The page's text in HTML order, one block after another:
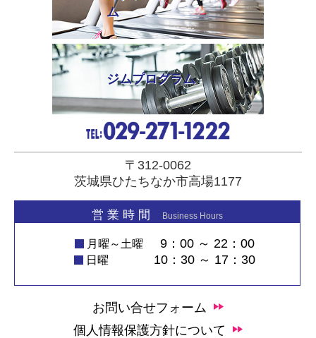
ム
ジムプログラム
〒312-0062
茨城県ひたちなか市高場1177
営 業 時 間 Business Hours
月曜～土曜 9：00 ～ 22：00
日曜 10：30 ～ 17：30
お問い合せフォーム
個人情報保護方針について